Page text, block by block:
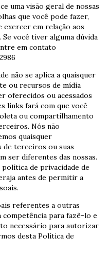
uma visão geral de nossas
que você pode fazer,
em relação aos
você tiver alguma dúvida
em contato
não se aplica a quaisquer
ou recursos de mídia
oferecidos ou acessados
links fará com que você
ou compartilhamento
Nós não
quaisquer
de terceiros ou suas
ser diferentes das nossas.
política de privacidade de
antes de permitir a
referentes a outras
competência para fazê-lo e
necessário para autorizar
desta Política de